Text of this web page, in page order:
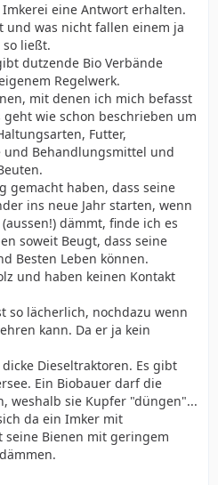
eine Antwort erhalten.
und was nicht fallen einem ja
so ließt.
dutzende Bio Verbände
Regelwerk.
mit denen ich mich befasst
wie schon beschrieben um
Futter,
und Behandlungsmittel und
gemacht haben, dass seine
ins neue Jahr starten, wenn
dämmt, finde ich es
soweit Beugt, dass seine
Besten Leben können.
und haben keinen Kontakt
so lächerlich, nochdazu wenn
kann. Da er ja kein
Dieseltraktoren. Es gibt
Ein Biobauer darf die
weshalb sie Kupfer "düngen"...
da ein Imker mit
Bienen mit geringem